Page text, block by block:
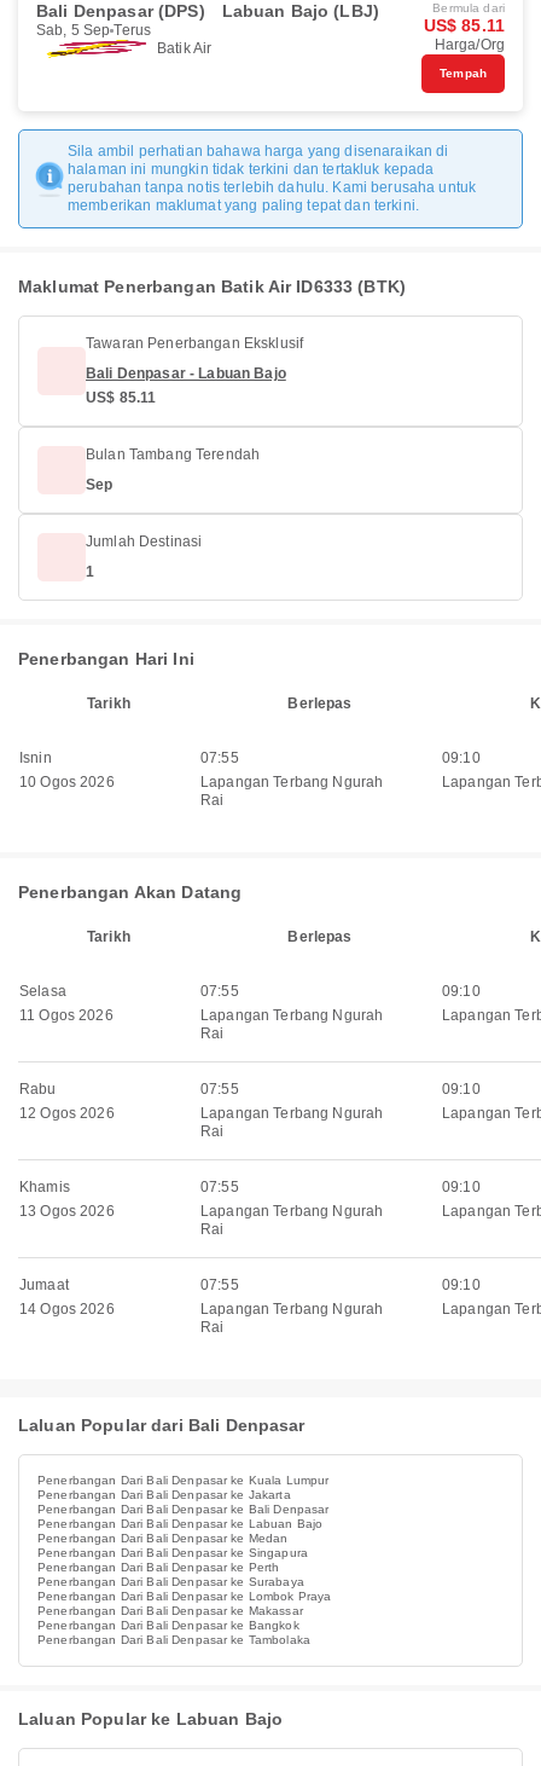
Bali Denpasar (DPS) Labuan Bajo (LBJ)
Sab, 5 Sep Terus
Batik Air
Bermula dari
US$ 85.11
Harga/Org
Tempah
Sila ambil perhatian bahawa harga yang disenaraikan di
halaman ini mungkin tidak terkini dan tertakluk kepada
perubahan tanpa notis terlebih dahulu. Kami berusaha untuk
memberikan maklumat yang paling tepat dan terkini.
Maklumat Penerbangan Batik Air ID6333 (BTK)
Tawaran Penerbangan Eksklusif
Bali Denpasar - Labuan Bajo
US$ 85.11
Bulan Tambang Terendah
Sep
Jumlah Destinasi
1
Penerbangan Hari Ini
Tarikh Berlepas
Isnin
10 Ogos 2026
07:55
Lapangan Terbang Ngurah
Rai
09:10
Lapangan
Penerbangan Akan Datang
Tarikh Berlepas
Selasa
11 Ogos 2026
07:55
Lapangan Terbang Ngurah
Rai
09:10
Lapangan
Rabu
12 Ogos 2026
07:55
Lapangan Terbang Ngurah
Rai
09:10
Lapangan
Khamis
13 Ogos 2026
07:55
Lapangan Terbang Ngurah
Rai
09:10
Lapangan
Jumaat
14 Ogos 2026
07:55
Lapangan Terbang Ngurah
Rai
09:10
Lapangan
Laluan Popular dari Bali Denpasar
Penerbangan Dari Bali Denpasar ke Kuala Lumpur
Penerbangan Dari Bali Denpasar ke Jakarta
Penerbangan Dari Bali Denpasar ke Bali Denpasar
Penerbangan Dari Bali Denpasar ke Labuan Bajo
Penerbangan Dari Bali Denpasar ke Medan
Penerbangan Dari Bali Denpasar ke Singapura
Penerbangan Dari Bali Denpasar ke Perth
Penerbangan Dari Bali Denpasar ke Surabaya
Penerbangan Dari Bali Denpasar ke Lombok Praya
Penerbangan Dari Bali Denpasar ke Makassar
Penerbangan Dari Bali Denpasar ke Bangkok
Penerbangan Dari Bali Denpasar ke Tambolaka
Laluan Popular ke Labuan Bajo